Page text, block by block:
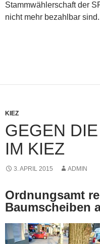
Stammwählerschaft der
nicht mehr bezahlbar sind.
KIEZ
GEGEN
IM KIEZ
3. APRIL 2015 ADMIN
Ordnungsamt
Baumscheiben